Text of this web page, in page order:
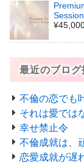
最近のブログ
不倫の恋でも
それは愛では
幸せ禁止令
不倫成就は、
恋愛成就が遅